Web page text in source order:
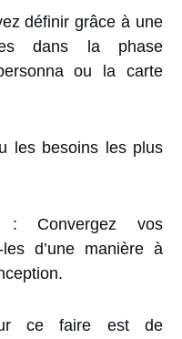
définir grâce à une
dans la phase
ou la carte
les besoins les plus
Convergez vos
d’une manière à
ce faire est de